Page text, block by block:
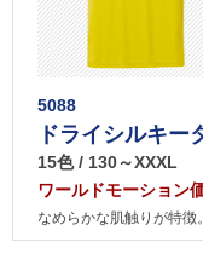
5088
ドライシルキー
15色 / 130～XXXL
ワールドモーション
なめらかな肌触りが特